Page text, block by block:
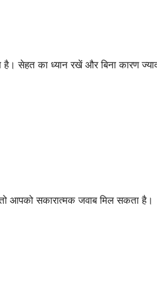
है। सेहत का ध्यान रखें और बिना कारण
आपको सकारात्मक जवाब मिल सकता है।